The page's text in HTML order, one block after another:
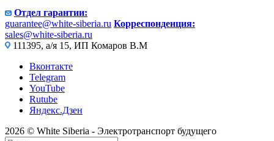
Отдел гарантии:
guarantee@white-siberia.ru Корреспонденция:
sales@white-siberia.ru
111395, а/я 15, ИП Комаров В.М
Вконтакте
Telegram
YouTube
Rutube
Яндекс.Дзен
2026 © White Siberia - Электротранспорт будущего